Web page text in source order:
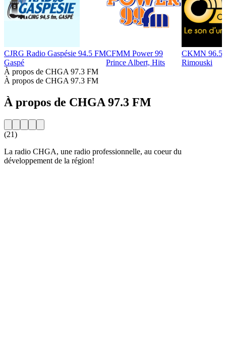
CJRG Radio Gaspésie 94.5 FM
Gaspé
CFMM Power 99
Prince Albert, Hits
CKMN 96.5
Rimouski
À propos de CHGA 97.3 FM
À propos de CHGA 97.3 FM
À propos de CHGA 97.3 FM
(21)
La radio CHGA, une radio professionnelle, au coeur du
développement de la région!